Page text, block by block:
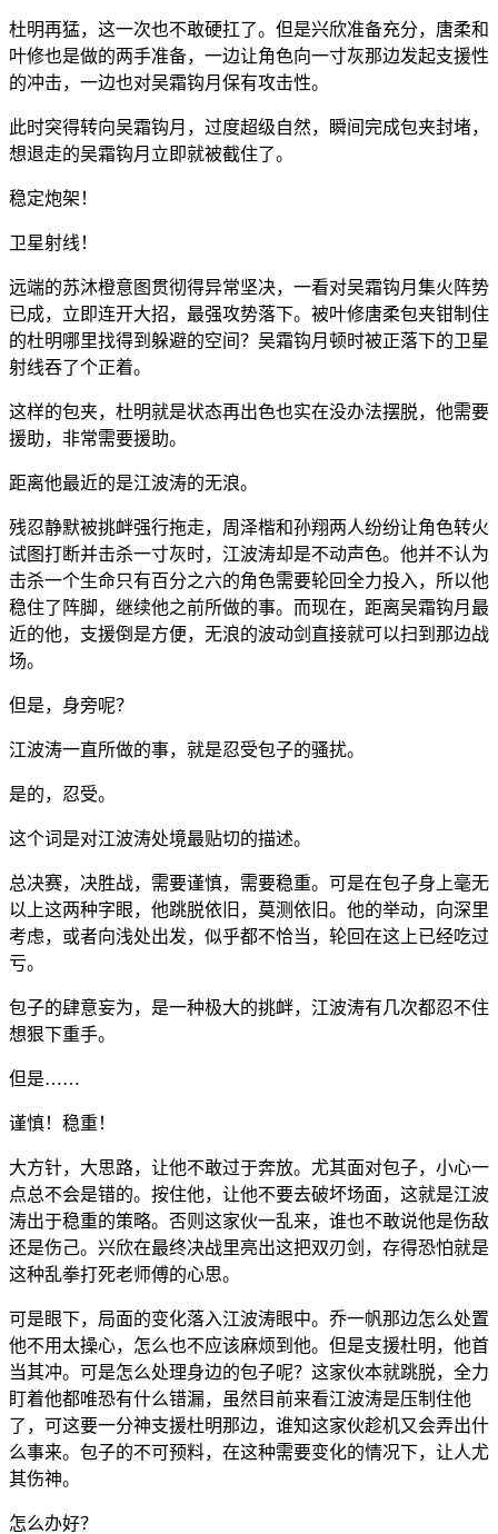
杜明再猛，这一次也不敢硬扛了。但是兴欣准备充分，唐柔和
叶修也是做的两手准备，一边让角色向一寸灰那边发起支援性
的冲击，一边也对吴霜钩月保有攻击性。
此时突得转向吴霜钩月，过度超级自然，瞬间完成包夹封堵，
想退走的吴霜钩月立即就被截住了。
稳定炮架！
卫星射线！
远端的苏沐橙意图贯彻得异常坚决，一看对吴霜钩月集火阵势
已成，立即连开大招，最强攻势落下。被叶修唐柔包夹钳制住
的杜明哪里找得到躲避的空间？吴霜钩月顿时被正落下的卫星
射线吞了个正着。
这样的包夹，杜明就是状态再出色也实在没办法摆脱，他需要
援助，非常需要援助。
距离他最近的是江波涛的无浪。
残忍静默被挑衅强行拖走，周泽楷和孙翔两人纷纷让角色转火
试图打断并击杀一寸灰时，江波涛却是不动声色。他并不认为
击杀一个生命只有百分之六的角色需要轮回全力投入，所以他
稳住了阵脚，继续他之前所做的事。而现在，距离吴霜钩月最
近的他，支援倒是方便，无浪的波动剑直接就可以扫到那边战
场。
但是，身旁呢？
江波涛一直所做的事，就是忍受包子的骚扰。
是的，忍受。
这个词是对江波涛处境最贴切的描述。
总决赛，决胜战，需要谨慎，需要稳重。可是在包子身上毫无
以上这两种字眼，他跳脱依旧，莫测依旧。他的举动，向深里
考虑，或者向浅处出发，似乎都不恰当，轮回在这上已经吃过
亏。
包子的肆意妄为，是一种极大的挑衅，江波涛有几次都忍不住
想狠下重手。
但是……
谨慎！稳重！
大方针，大思路，让他不敢过于奔放。尤其面对包子，小心一
点总不会是错的。按住他，让他不要去破坏场面，这就是江波
涛出于稳重的策略。否则这家伙一乱来，谁也不敢说他是伤敌
还是伤己。兴欣在最终决战里亮出这把双刃剑，存得恐怕就是
这种乱拳打死老师傅的心思。
可是眼下，局面的变化落入江波涛眼中。乔一帆那边怎么处置
他不用太操心，怎么也不应该麻烦到他。但是支援杜明，他首
当其冲。可是怎么处理身边的包子呢？这家伙本就跳脱，全力
盯着他都唯恐有什么错漏，虽然目前来看江波涛是压制住他
了，可这要一分神支援杜明那边，谁知这家伙趁机又会弄出什
么事来。包子的不可预料，在这种需要变化的情况下，让人尤
其伤神。
怎么办好？